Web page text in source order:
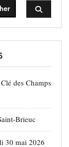
des Champs
Brieuc
30 mai 2026